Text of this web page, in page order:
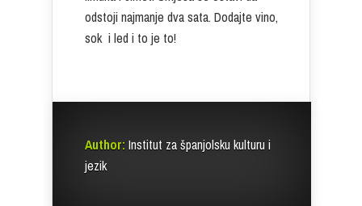
odstoji najmanje dva sata. Dodajte vino,
sok i led i to je to!
Author: Institut za španjolsku kulturu i
jezik